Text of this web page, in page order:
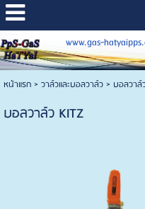
www.gas-
หน้าแรก> วาล์วและบอลวาล์ว> บอลวาล์
บอลวาล์ว KITZ